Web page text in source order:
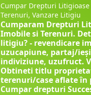
Cumpar Drepturi
Terenuri, Vanzare Litigiu
Cumparam Drepturi
Imobile si Terenuri.
litigiu? - revendicare
uzucapiune, partaj/
indiviziune, uzufruct.
Obtineti titlu
terenuri/case aflate în
Cumpar drepturi